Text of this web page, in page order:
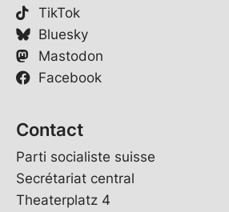
TikTok
Bluesky
Mastodon
Facebook
Contact
Parti socialiste suisse
Secrétariat central
Theaterplatz 4